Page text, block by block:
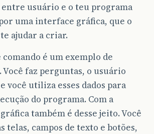
usuário e o teu programa
uma interface gráfica, que o
ajudar a criar.
é um exemplo de
faz perguntas, o usuário
você utiliza esses dados para
do programa. Com a
também é desse jeito. Você
telas, campos de texto e botões,